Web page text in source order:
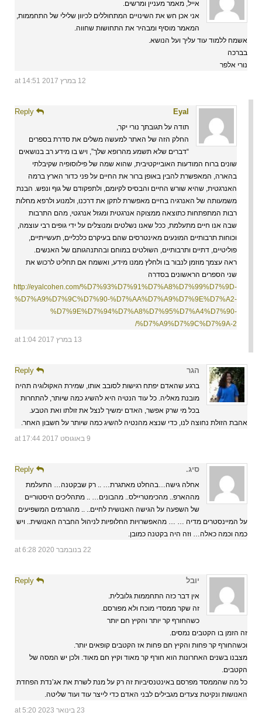
אייל, מאמר מעניין ומרשים.
אני אכן חש את השינויים המתחוללים לכיוון שלילי של התחממות,
המאמר מוסיף ומבהיר את התחושות שחווה.
אשמח ללמוד עוד עליך ועל הנושא.
בברכה
נורי אלפר
12 במרץ 2017 at 14:51
Eyal
תודה על תגובתך נורי יקר,
החלק הזה של האתר למעשה משלים את סדרת בספרים
“דברים שלא תשמע מהרופא שלך”, ויש בו מידע רב בנושאים
שונים ברוח המודעות האובייקטיבית, שהוא שמה של פילוסופיה שקיבלתי
בהארה, המאפשרת להבין באופן ברור את החיים על פני כדור הארץ ברמה
האנרגטית, שהיא שורש החיים והבסיס לקיומם, ולתפקודם של גוף ונפש. הבנת
משמעותה של האנרגיה בחיים מאפשרת לתקן את דרכנו, ולמנוע ולרפא מחלות
רבות המתפתחות כתוצאה ממצוקה אנרגטית ומגזל אנרגטי, מהם התרבות
שבה אנו חיים מתעלמת, ככל שאנו נשלטים ומנוצלים על ידי גופים רבי עוצמה,
וכוחות תרבותיים המוּנעים מאינטרסים שהם בעיקרם כלכליים, תעשייתיים,
פוליטיים, דתיים ותרבותיים, השולטים במוחם ובהתנהגותם של האנשים.
ראה עצמך מוזמן לנבור בו ולחלץ ממנו מידע, ואשמח אם תחליט לרכוש את
שני הספרים הראשונים בסדרה
http://eyalcohen.com/%D7%93%D7%91%D7%A8%D7%99%D7%9D-
%D7%A9%D7%9C%D7%90-%D7%AA%D7%A9%D7%9E%D7%A2-
%D7%9E%D7%94%D7%A8%D7%95%D7%A4%D7%90-
%D7%A9%D7%9C%D7%9A-2/
13 במרץ 2017 at 1:04
הגר
ברגע שהאדם יפתח רגישות לסובב אותו, שמירת האקולוגיה תהיה
מובנת מאליה. כל עוד הנטיה היא להשיג כמה שיותר, להתחרות
בכל מי שרק אפשר, האדם ימשיך לנצל את זולתו ואת הטבע.
אהבת הזולת נחוצה לנו, כדי שנצא מהנטיה להשיג כמה שיותר על חשבון האחר.
9 באוגוסט 2017 at 17:44
סיג.
אחלה גישה…בהחלט מאתגרת… .. רק שבקטנה… התעלמת
מההארפ.. מהכימטריילס.. מהבונים… .. מתהליכים היסטוריים
של השפעה על הגישה האנושית לחיים.. .. מהגורמים המשפיעים
על המיינסטרים מדיה … … מהאפשרויות החלופיות לניהול החברה האנושית.. ויש
כמה וכמה כאלה… וזה היה בקטנה כמובן.
22 בנובמבר 2020 at 6:28
יובל
אין דבר כזה התחממות גלובלית.
זה שקר ממסדי מוכח ולא מפורסם.
כשהחורף קר יותר והקיץ חם יותר
זה הזמן בו הקטבים נמסים.
וכשהחורף קר פחות והקיץ חם פחות אז הקטבים קופאים יותר.
מצבנו בשנים האחרונות הוא חורף קר מאוד וקיץ חם מאוד. ולכן יש המסה של
הקטבים.
כל מה שהממסד מפרסם באינטנסיביות זה רק על מנת לשרת את אג’נדת הפחדת
האנושות ונקיטת צעדים מגבילים לבני האדם כדי לייצר עוד ועוד שליטה.
23 בינואר 2023 at 5:20